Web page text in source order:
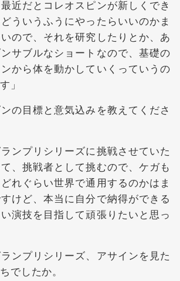
近だとコレオスピンが新しくでき
ういうふうにやったらいいのかま
ので、それを研究したりとか、あ
サブルなショートなので、基礎の
から体を動かしていくっていうの
」
の目標と意気込みを教えてくださ
ンプリシリーズに挑戦させていた
、挑戦者として挑むので、ケガも
れぐらい世界で通用するのかはま
けど、本当に自分で納得ができる
演技を目指して頑張りたいと思っ
ンプリシリーズ、アサインを見た
でしたか。